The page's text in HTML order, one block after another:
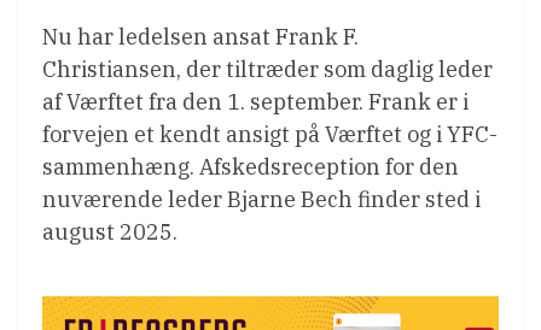
Nu har ledelsen ansat Frank F.
Christiansen, der tiltræder som daglig leder
af Værftet fra den 1. september. Frank er i
forvejen et kendt ansigt på Værftet og i YFC-
sammenhæng. Afskedsreception for den
nuværende leder Bjarne Bech finder sted i
august 2025.